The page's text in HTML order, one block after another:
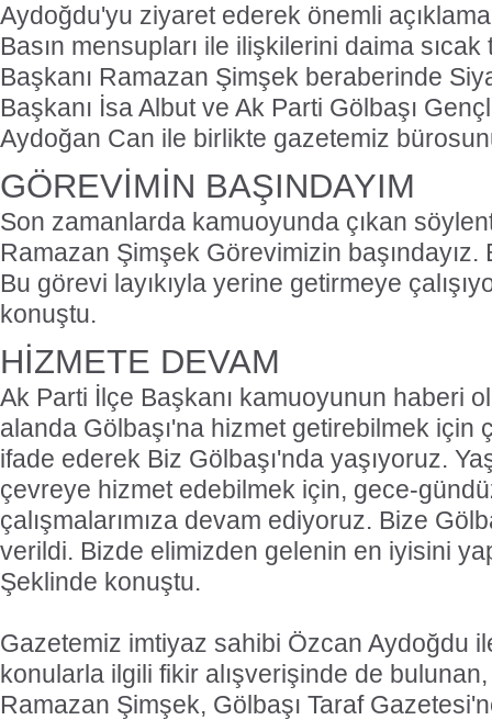
Aydoğdu'yu ziyaret ederek önemli
Basın mensupları ile ilişkilerini daima
Başkanı Ramazan Şimşek beraberinde
Başkanı İsa Albut ve Ak Parti Gölbaşı
Aydoğan Can ile birlikte gazetemiz
GÖREVİMİN BAŞINDAYIM
Son zamanlarda kamuoyunda çıkan
Ramazan Şimşek Görevimizin
Bu görevi layıkıyla yerine getirmeye
konuştu.
HİZMETE DEVAM
Ak Parti İlçe Başkanı kamuoyunun haberi
alanda Gölbaşı'na hizmet getirebilmek için
ifade ederek Biz Gölbaşı'nda yaşıyoruz.
çevreye hizmet edebilmek için, gece-
çalışmalarımıza devam ediyoruz. Bize
verildi. Bizde elimizden gelenin en iyisini
Şeklinde konuştu.
Gazetemiz imtiyaz sahibi Özcan Aydoğdu
konularla ilgili fikir alışverişinde de
Ramazan Şimşek, Gölbaşı Taraf